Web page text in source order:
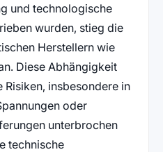
und technologische
wurden, stieg die
Herstellern wie
Diese Abhängigkeit
insbesondere in
oder
unterbrochen
technische